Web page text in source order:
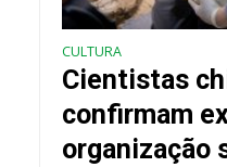
CULTURA
Cientistas
confirmam
organização